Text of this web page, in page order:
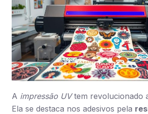
A impressão UVtem revolucionado
Ela se destaca nos adesivos pela